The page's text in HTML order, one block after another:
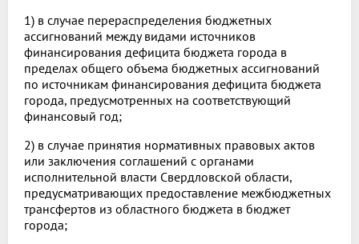
1) в случае перераспределения бюджетных
ассигнований между видами источников
финансирования дефицита бюджета города в
пределах общего объема бюджетных ассигнований
по источникам финансирования дефицита бюджета
города, предусмотренных на соответствующий
финансовый год;
2) в случае принятия нормативных правовых актов
или заключения соглашений с органами
исполнительной власти Свердловской области,
предусматривающих предоставление межбюджетных
трансфертов из областного бюджета в бюджет
города;